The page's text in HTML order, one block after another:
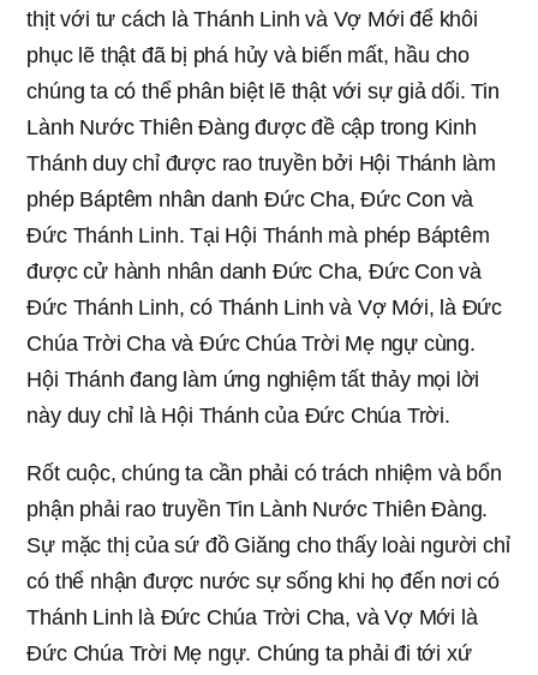
thịt với tư cách là Thánh Linh và Vợ Mới để khôi
phục lẽ thật đã bị phá hủy và biến mất, hầu cho
chúng ta có thể phân biệt lẽ thật với sự giả dối. Tin
Lành Nước Thiên Đàng được đề cập trong Kinh
Thánh duy chỉ được rao truyền bởi Hội Thánh làm
phép Báptêm nhân danh Đức Cha, Đức Con và
Đức Thánh Linh. Tại Hội Thánh mà phép Báptêm
được cử hành nhân danh Đức Cha, Đức Con và
Đức Thánh Linh, có Thánh Linh và Vợ Mới, là Đức
Chúa Trời Cha và Đức Chúa Trời Mẹ ngự cùng.
Hội Thánh đang làm ứng nghiệm tất thảy mọi lời
này duy chỉ là Hội Thánh của Đức Chúa Trời.
Rốt cuộc, chúng ta cần phải có trách nhiệm và bổn
phận phải rao truyền Tin Lành Nước Thiên Đàng.
Sự mặc thị của sứ đồ Giăng cho thấy loài người chỉ
có thể nhận được nước sự sống khi họ đến nơi có
Thánh Linh là Đức Chúa Trời Cha, và Vợ Mới là
Đức Chúa Trời Mẹ ngự. Chúng ta phải đi tới xứ